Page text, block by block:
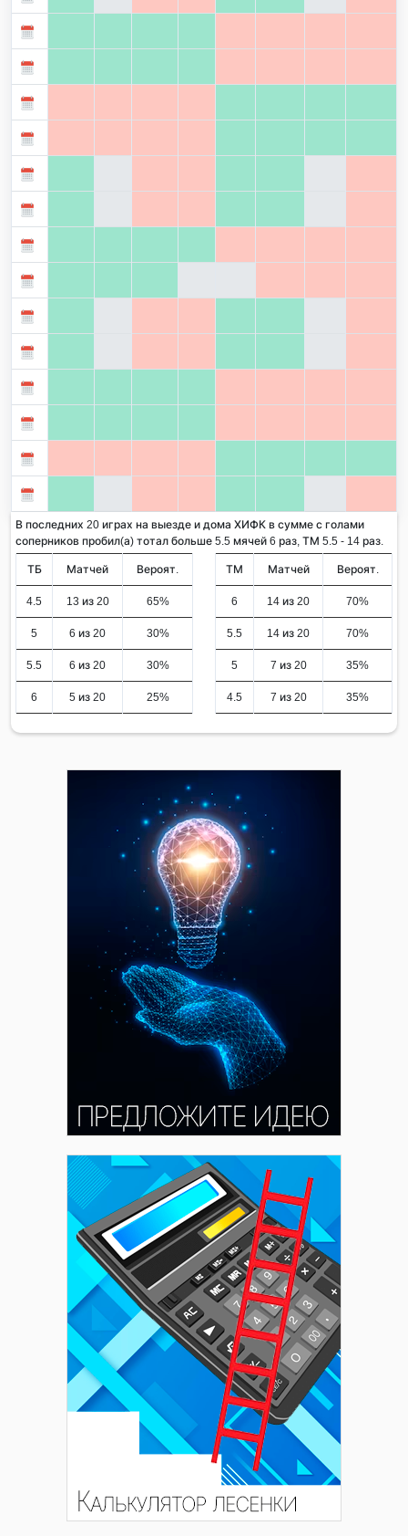
В последних 20 играх на выезде и дома ХИФК в сумме с голами
соперников пробил(а) тотал больше 5.5 мячей 6 раз, ТМ 5.5 - 14 раз.
ТБ Матчей Вероят.
4.5 13 из 20 65%
5 6 из 20 30%
5.5 6 из 20 30%
6 5 из 20 25%
ТМ Матчей Вероят.
6 14 из 20 70%
5.5 14 из 20 70%
5 7 из 20 35%
4.5 7 из 20 35%